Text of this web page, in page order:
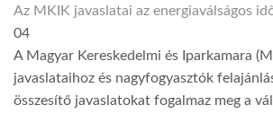
Az MKIK javaslatai az energiaválságos
04
A Magyar Kereskedelmi és Iparkamara
javaslataihoz és nagyfogyasztók
összesítő javaslatokat fogalmaz meg a